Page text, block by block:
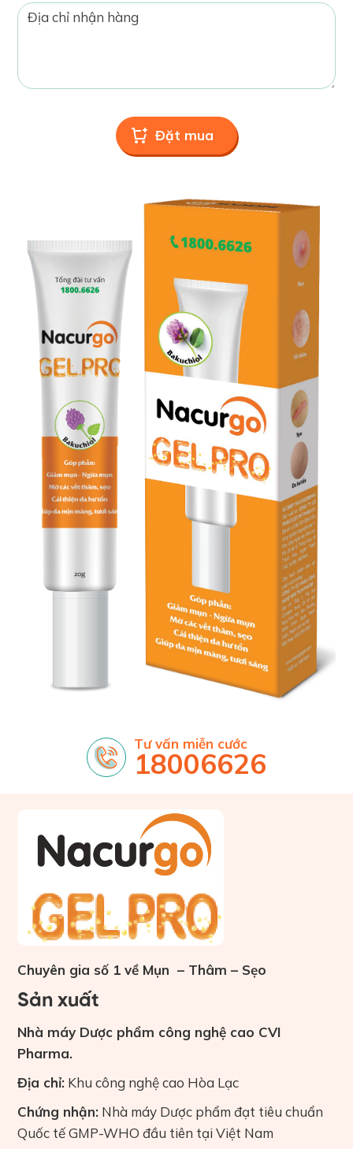
Tư vấn miễn cước
18006626
Chuyên gia số 1 về Mụn – Thâm – Sẹo
Sản xuất
Nhà máy Dược phẩm công nghệ cao CVI
Pharma.
Địa chỉ: Khu công nghệ cao Hòa Lạc
Chứng nhận: Nhà máy Dược phẩm đạt tiêu chuẩn
Quốc tế GMP-WHO đầu tiên tại Việt Nam